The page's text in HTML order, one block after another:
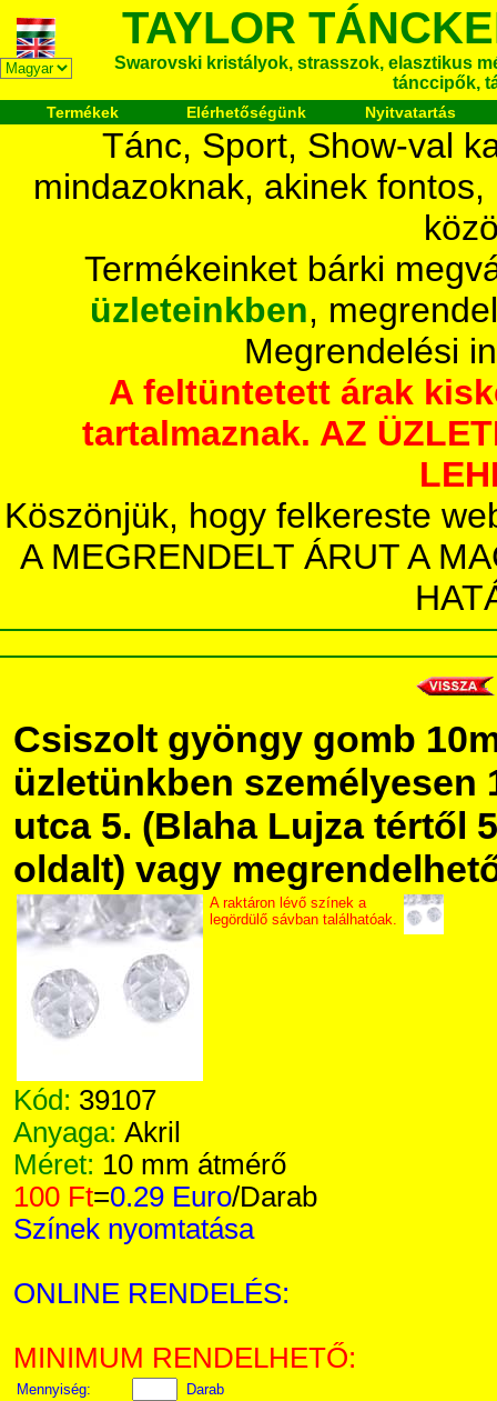
TAYLOR
Swarovski kristályok, strasszok, elasztikus
tánccipők,
Termékek Elérhetőségünk Nyitvatartás
Tánc, Sport, Show-val
mindazoknak, akinek
Termékeinket bárki
üzleteinkben,
Megrendelési
A feltüntetett árak
tartalmaznak. AZ
Köszönjük, hogy felkereste
A MEGRENDELT ÁRUT A
Csiszolt gyöngy gomb
üzletünkben személyesen
utca 5. (Blaha Lujza tértől
oldalt) vagy
A raktáron lévő színek a
legördülő sávban találhatóak.
Kód: 39107
Anyaga: Akril
Méret: 10 mm átmérő
100 Ft=0.29 Euro/Darab
Színek nyomtatása
ONLINE RENDELÉS:
MINIMUM RENDELHETŐ:
Mennyiség:
Darab